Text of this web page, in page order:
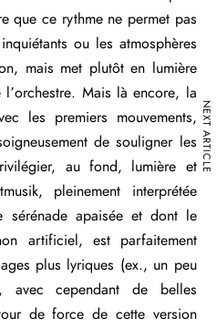
que ce rythme ne permet pas
ou les atmosphères
mais met plutôt en lumière
l’orchestre. Mais là encore, la
les premiers mouvements,
de souligner les
au fond, lumière et
pleinement interprétée
sérénade apaisée et dont le
artificiel, est parfaitement
plus lyriques (ex., un peu
avec cependant de belles
de force de cette version
NEXT ARTICLE